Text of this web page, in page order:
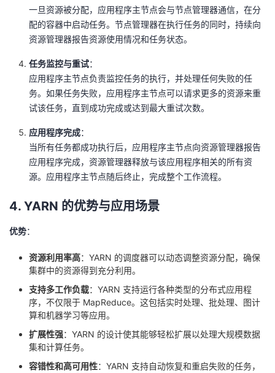
一旦资源被分配，应用程序主节点会与节点管理器通信，在分
配的容器中启动任务。节点管理器在执行任务的同时，持续向
资源管理器报告资源使用情况和任务状态。
任务监控与重试：
应用程序主节点负责监控任务的执行，并处理任何失败的任
务。如果任务失败，应用程序主节点可以请求更多的资源来重
试该任务，直到成功完成或达到最大重试次数。
应用程序完成：
当所有任务都成功执行后，应用程序主节点向资源管理器报告
应用程序完成，资源管理器释放与该应用程序相关的所有资
源。应用程序主节点随后终止，完成整个工作流程。
4. YARN 的优势与应用场景
优势：
资源利用率高：YARN 的调度器可以动态调整资源分配，确保
集群中的资源得到充分利用。
支持多工作负载：YARN 支持运行各种类型的分布式应用程
序，不仅限于 MapReduce。这包括实时处理、批处理、图计
算和机器学习等应用。
扩展性强：YARN 的设计使其能够轻松扩展以处理大规模数据
集和计算任务。
容错性和高可用性：YARN 支持自动恢复和重启失败的任务，